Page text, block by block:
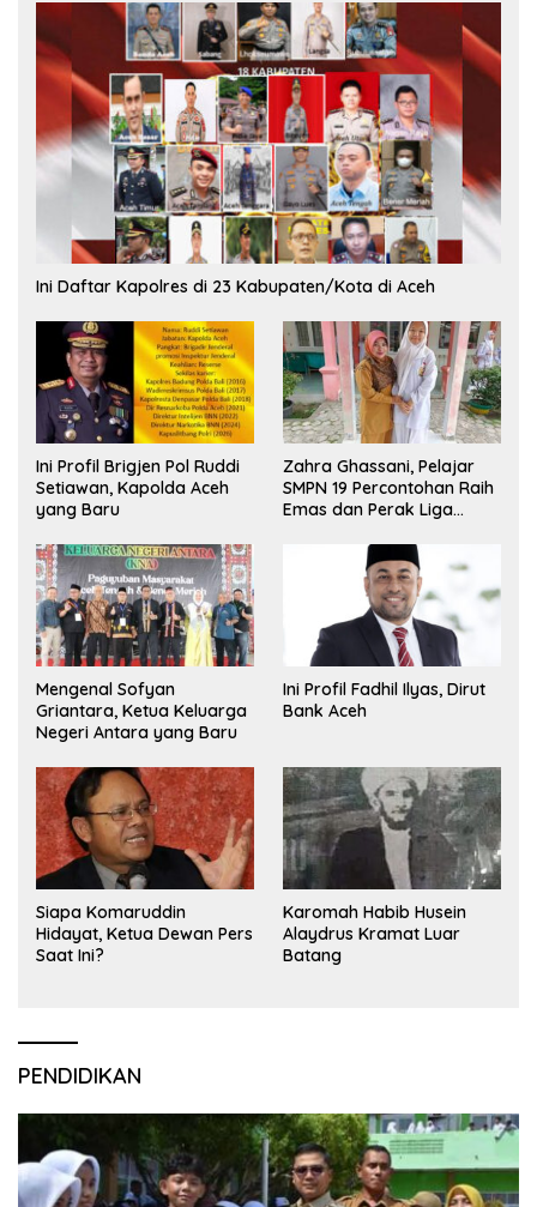
Ini Daftar Kapolres di 23 Kabupaten/Kota di Aceh
Ini Profil Brigjen Pol Ruddi
Setiawan, Kapolda Aceh
yang Baru
Zahra Ghassani, Pelajar
SMPN 19 Percontohan Raih
Emas dan Perak Liga
Mengenal Sofyan
Griantara, Ketua Keluarga
Negeri Antara yang Baru
Ini Profil Fadhil Ilyas, Dirut
Bank Aceh
Siapa Komaruddin
Hidayat, Ketua Dewan Pers
Saat Ini?
Karomah Habib Husein
Alaydrus Kramat Luar
Batang
PENDIDIKAN